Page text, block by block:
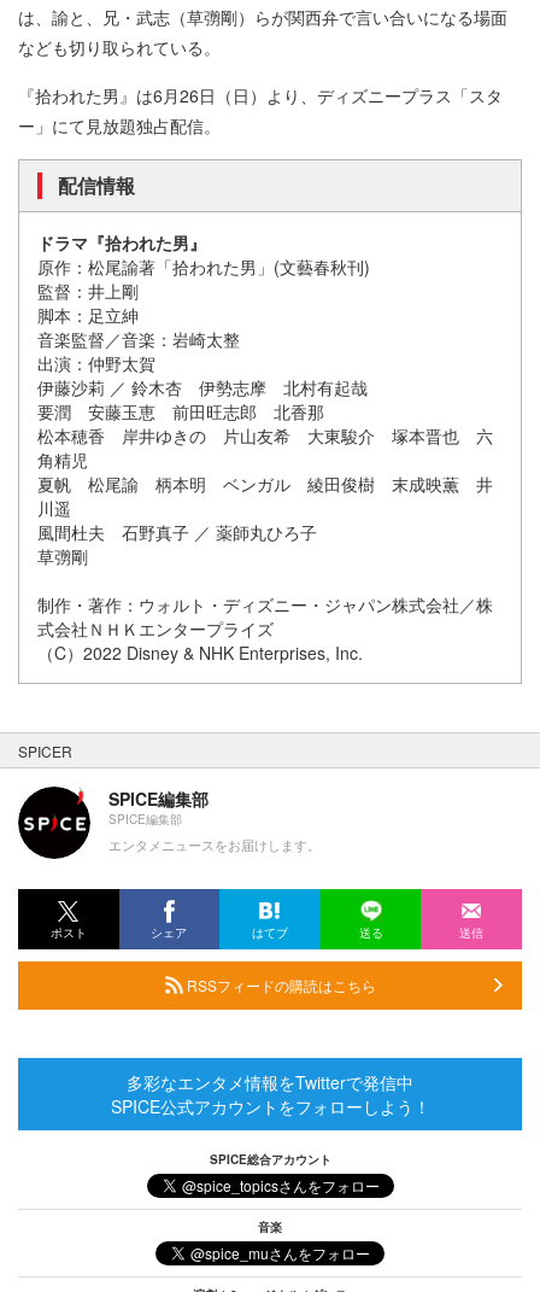
は、諭と、兄・武志（草彅剛）らが関西弁で言い合いになる場面
なども切り取られている。
『拾われた男』は6月26日（日）より、ディズニープラス「スタ
ー」にて見放題独占配信。
配信情報
ドラマ『拾われた男』
原作：松尾諭著「拾われた男」(文藝春秋刊)
監督：井上剛
脚本：足立紳
音楽監督／音楽：岩崎太整
出演：仲野太賀
伊藤沙莉 ／ 鈴木杏 伊勢志摩 北村有起哉
要潤 安藤玉恵 前田旺志郎 北香那
松本穂香 岸井ゆきの 片山友希 大東駿介 塚本晋也 六
角精児
夏帆 松尾諭 柄本明 ベンガル 綾田俊樹 末成映薫 井
川遥
風間杜夫 石野真子 ／ 薬師丸ひろ子
草彅剛
制作・著作：ウォルト・ディズニー・ジャパン株式会社／株
式会社ＮＨＫエンタープライズ
（C）2022 Disney & NHK Enterprises, Inc.
SPICER
SPICE編集部
SPICE編集部
エンタメニュースをお届けします。
ポスト シェア はてブ 送る 送信
RSSフィードの購読はこちら
多彩なエンタメ情報をTwitterで発信中
SPICE公式アカウントをフォローしよう！
SPICE総合アカウント
音楽